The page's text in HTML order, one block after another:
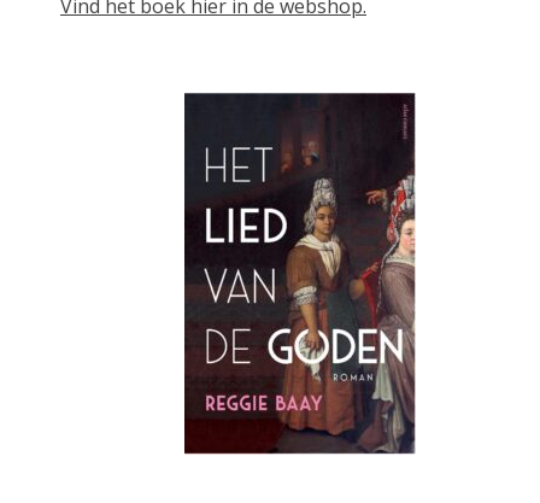
maart 2026
februari 2026
januari 2026
december 2025
november 2025
oktober 2025
september 2025
augustus 2025
juli 2025
juni 2025
mei 2025
Vind het boek hier in de webshop.